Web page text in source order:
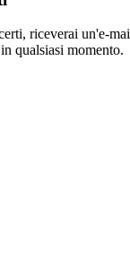
riceverai un'e-
qualsiasi momento.